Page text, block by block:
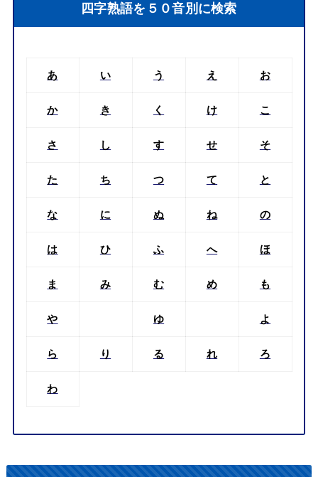
四字熟語を５０音別に検索
あ い う え お
か き く け こ
さ し す せ そ
た ち つ て と
な に ぬ ね の
は ひ ふ へ ほ
ま み む め も
や ゆ よ
ら り る れ ろ
わ